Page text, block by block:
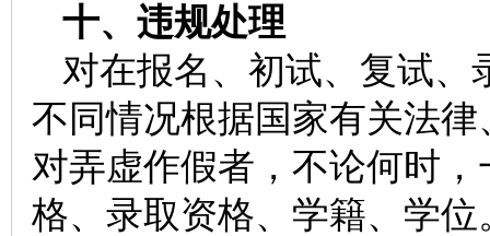
十、违规处理
对在报名、初试、复试
不同情况根据国家有关法
对弄虚作假者，不论何时
格、录取资格、学籍、学位